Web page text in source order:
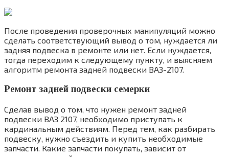
После проведения проверочных манипуляций можно
сделать соответствующий вывод о том, нуждается ли
задняя подвеска в ремонте или нет. Если нуждается,
тогда переходим к следующему пункту, и выясняем
алгоритм ремонта задней подвески ВАЗ-2107.
Ремонт задней подвески семерки
Сделав вывод о том, что нужен ремонт задней
подвески ВАЗ 2107, необходимо приступать к
кардинальным действиям. Перед тем, как разбирать
подвеску, нужно съездить и купить необходимые
запчасти. Какие запчасти покупать, зависит от